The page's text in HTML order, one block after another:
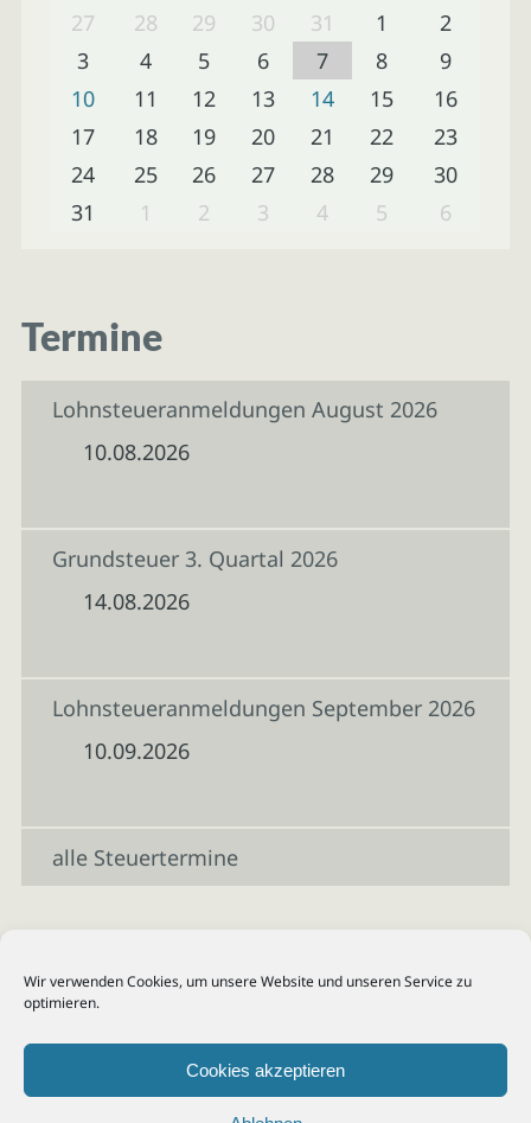
Wir verwenden Cookies, um unsere Website und unseren Service zu
optimieren.
Cookies akzeptieren
27
28 29 30 31 1
2
3
4 5 6 7 8
9
10
11 12 13 14 15
16
17
18 19 20 21 22
23
24
25 26 27 28 29
30
31
1 2 3 4 5 6
Termine
Lohnsteueranmeldungen August 2026
10.08.2026
Grundsteuer 3. Quartal 2026
14.08.2026
Lohnsteueranmeldungen September 2026
10.09.2026
alle Steuertermine